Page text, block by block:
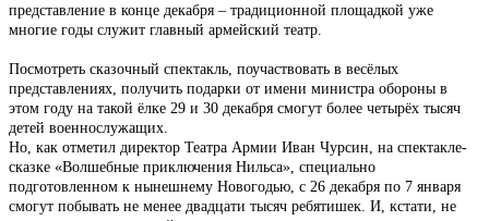
представление в конце декабря – традиционной площадкой уже
многие годы служит главный армейский театр.
Посмотреть сказочный спектакль, поучаствовать в весёлых
представлениях, получить подарки от имени министра обороны в
этом году на такой ёлке 29 и 30 декабря смогут более четырёх тысяч
детей военнослужащих.
Но, как отметил директор Театра Армии Иван Чурсин, на спектакле-
сказке «Волшебные приключения Нильса», специально
подготовленном к нынешнему Новогодью, с 26 декабря по 7 января
смогут побывать не менее двадцати тысяч ребятишек. И, кстати, не